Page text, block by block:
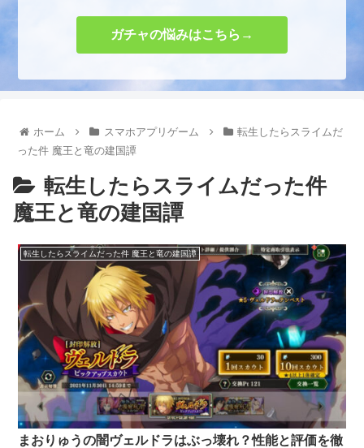
ガチャの悩みはこちら→
ホーム スマホアプリゲーム
転生したらスライムだ
った件 魔王と竜の建国譚
転生したらスライムだった件
魔王と竜の建国譚
転生したらスライムだった件 魔王と竜の建国譚
まおりゅうの闇ヴェルドラはぶっ壊れ？性能と評価を徹